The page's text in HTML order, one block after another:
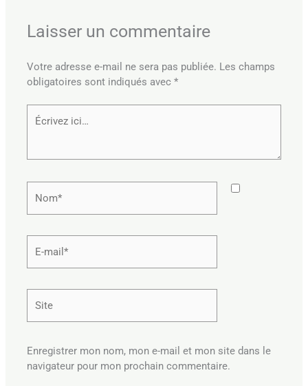
Laisser un commentaire
Votre adresse e-mail ne sera pas publiée. Les champs
obligatoires sont indiqués avec*
Écrivez
ici…
mail*
Enregistrer mon nom, mon e-mail et mon site dans le
navigateur pour mon prochain commentaire.